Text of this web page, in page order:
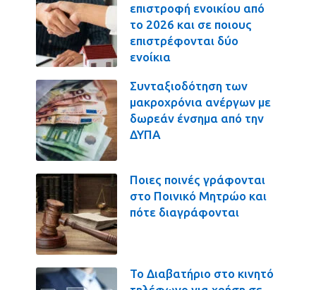
επιστροφή ενοικίου από
το 2026 και σε ποιους
επιστρέφονται δύο
ενοίκια
Συνταξιοδότηση των
μακροχρόνια ανέργων με
δωρεάν ένσημα από την
ΔΥΠΑ
Ποιες ποινές γράφονται
στο Ποινικό Μητρώο και
πότε διαγράφονται
Το Διαβατήριο στο κινητό